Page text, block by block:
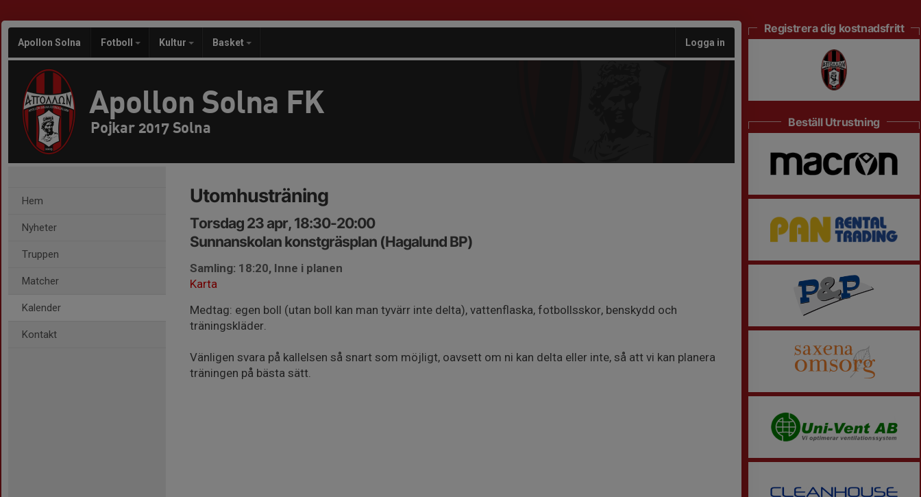
Apollon Solna Fotboll Kultur Basket Logga in
Apollon Solna FK
Pojkar 2017 Solna
Hem
Nyheter
Truppen
Matcher
Kalender
Kontakt
Utomhusträning
Torsdag 23 apr, 18:30-20:00
Sunnanskolan konstgräsplan (Hagalund BP)
Samling: 18:20, Inne i planen
Karta
Medtag: egen boll (utan boll kan man tyvärr inte delta), vattenflaska, fotbollsskor, benskydd och
träningskläder.
Vänligen svara på kallelsen så snart som möjligt, oavsett om ni kan delta eller inte, så att vi kan planera
träningen på bästa sätt.
Registrera dig kostnadsfritt
Beställ Utrustning